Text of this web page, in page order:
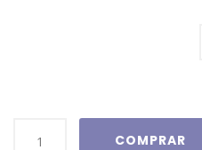
COMPRAR